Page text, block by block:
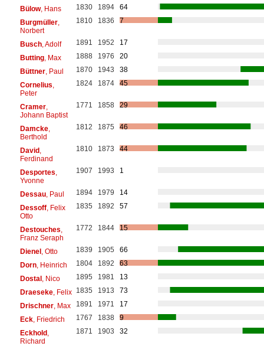
Bülow, Hans 1830 1894
64
Burgmüller,
Norbert
1810 1836 7
Busch, Adolf 1891 1952
17
Butting, Max 1888 1976
20
Büttner, Paul 1870 1943
38
Cornelius
Peter
1824 1874 45
Cramer,
Johann Baptist
1771 1858 29
Damcke,
Berthold
1812 1875 46
David,
Ferdinand
1810 1873 44
Desportes
Yvonne
1907 1993 1
Dessau, Paul 1894 1979
14
Dessoff, Felix
Otto
1835 1892 57
Destouches
Franz Seraph
1772 1844 15
Dienel, Otto 1839 1905
66
Dorn, Heinrich 1804 1892
63
Dostal, Nico 1895 1981
13
Draeseke, Felix 1835 1913
73
Drischner, Max 1891 1971
17
Eck, Friedrich 1767 1838
9
Eckhold,
Richard
1871 1903 32